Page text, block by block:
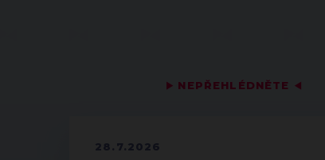
▶ NEPŘEHLÉDNĚTE ◀
28.7.2026